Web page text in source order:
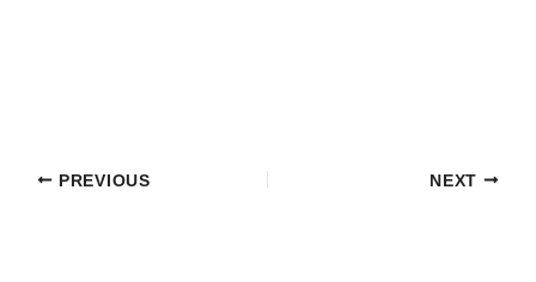
PREVIOUS NEXT